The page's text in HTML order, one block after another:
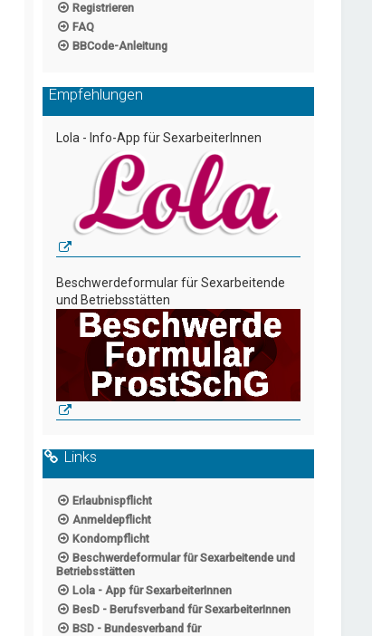
Registrieren
FAQ
BBCode-Anleitung
Empfehlungen
Lola - Info-App für SexarbeiterInnen
Beschwerdeformular für Sexarbeitende
und Betriebsstätten
Links
Erlaubnispflicht
Anmeldepflicht
Kondompflicht
Beschwerdeformular für Sexarbeitende und
Betriebsstätten
Lola - App für SexarbeiterInnen
BesD - Berufsverband für SexarbeiterInnen
BSD - Bundesverband für